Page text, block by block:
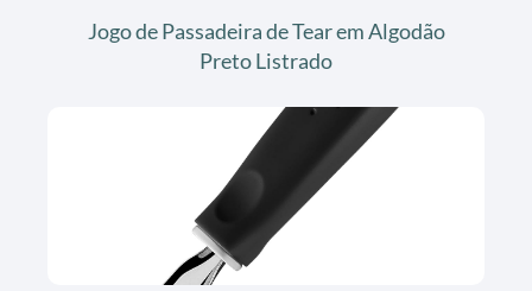
Jogo de Passadeira de Tear em Algodão
Preto Listrado